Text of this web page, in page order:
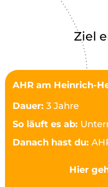
Ziel
AHR am Heinrich-
Dauer: 3 Jahre
So läuft es ab:
Danach hast du:
Hier